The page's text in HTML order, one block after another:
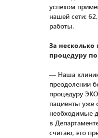
успехом
нашей сети:
работы.
За
процедуру
— Наша
преодолении
процедуру
пациенты уже
необходимые
в
считаю, это